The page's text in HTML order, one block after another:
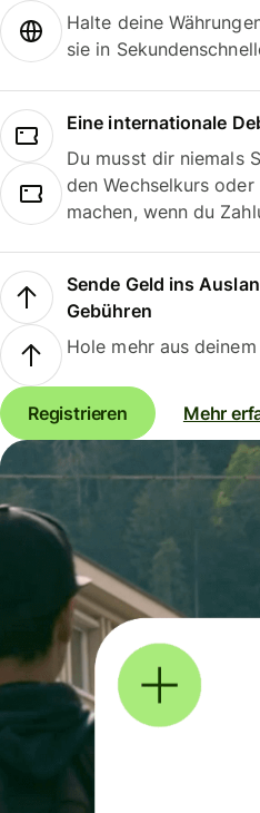
Halte deine
sie in
Eine internationale
Du musst dir niemals
den Wechselkurs
machen, wenn du
Sende Geld ins
Gebühren
Hole mehr aus
Registrieren Mehr